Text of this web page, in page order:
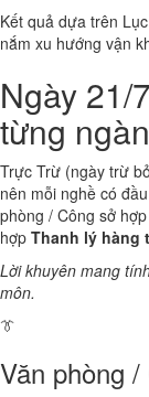
Kết quả dựa trên
nắm xu hướng vận
Ngày 21/
từng
Trực Trừ (ngày trừ
nên mỗi nghề có
phòng / Công sở hợp
hợp Thanh lý hàng
Lời khuyên mang
môn.
👔
Văn phòng